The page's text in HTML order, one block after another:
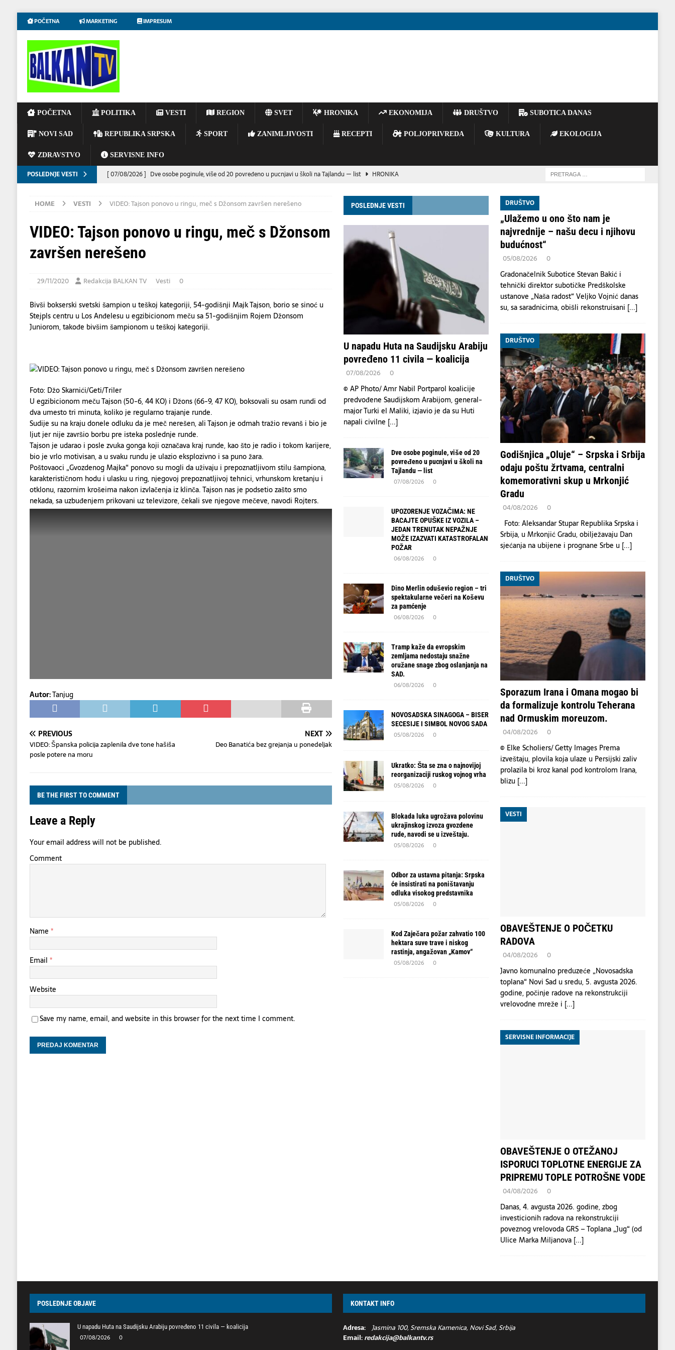
POČETNA MARKETING IMPRESUM
POČETNA POLITIKA VESTI REGION SVET HRONIKA EKONOMIJA DRUŠTVO SUBOTICA DANAS
NOVI SAD REPUBLIKA SRPSKA SPORT ZANIMLJIVOSTI RECEPTI POLJOPRIVREDA KULTURA EKOLOGIJA
ZDRAVSTVO SERVISNE INFO
POSLEDNJE VESTI [ 07/08/2026 ] Dve osobe poginule, više od 20 povređeno u pucnjavi u školi na Tajlandu — list
HRONIKA
IZAZVATI KATASTROFALAN POŽAR
EKOLOGIJA
Dino Merlin oduševio region – tri spektakularne večeri na Koševu za pamćenje
KULTURA
[ 06/08/2026 ]
Tramp kaže da evropskim zemljama nedostaju snažne oružane snage zbog oslanjanja na SAD.
[ 07/08/2026 ]
HOME VESTI VIDEO: Tajson ponovo u ringu, meč s Džonsom završen nerešeno
VIDEO: Tajson ponovo u ringu, meč s Džonsom
završen nerešeno
29/11/2020 Redakcija BALKAN TV Vesti 0
Bivši bokserski svetski šampion u teškoj kategoriji, 54-godišnji Majk Tajson, borio se sinoć u
Stejpls centru u Los Anđelesu u egzibicionom meču sa 51-godišnjim Rojem Džonsom
Juniorom, takođe bivšim šampionom u teškoj kategoriji.
Foto: Džo Skarnići/Geti/Triler
U egzibicionom meču Tajson (50-6, 44 KO) i Džons (66-9, 47 KO), boksovali su osam rundi od
dva umesto tri minuta, koliko je regularno trajanje runde.
Sudije su na kraju donele odluku da je meč nerešen, ali Tajson je odmah tražio revanš i bio je
ljut jer nije završio borbu pre isteka poslednje runde.
Tajson je udarao i posle zvuka gonga koji označava kraj runde, kao što je radio i tokom karijere,
bio je vrlo motivisan, a u svaku rundu je ulazio eksplozivno i sa puno žara.
Poštovaoci „Gvozdenog Majka“ ponovo su mogli da uživaju i prepoznatljivom stilu šampiona,
karakterističnom hodu i ulasku u ring, njegovoj prepoznatljivoj tehnici, vrhunskom kretanju i
otklonu, razornim krošeima nakon izvlačenja iz klinča. Tajson nas je podsetio zašto smo
nekada, sa uzbuđenjem prikovani uz televizore, čekali sve njegove mečeve, navodi Rojters.
Autor:Tanjug
PREVIOUS
VIDEO: Španska policija zaplenila dve tone hašiša
posle potere na moru
NEXT
Deo Banatića bez grejanja u ponedeljak
BE THE FIRST TO COMMENT
Leave a Reply
Your email address will not be published.
Comment
Name *
Email *
Website
Save my name, email, and website in this browser for the next time I comment.
POSLEDNJE VESTI
U napadu Huta na Saudijsku Arabiju
povređeno 11 civila — koalicija
07/08/2026 0
© AP Photo/ Amr Nabil Portparol koalicije
predvođene Saudijskom Arabijom, general-
major Turki el Maliki, izjavio je da su Huti
napali civilne [...]
Dve osobe poginule, više od 20
povređeno u pucnjavi u školi na
Tajlandu — list
07/08/2026 0
UPOZORENJE VOZAČIMA: NE
BACAJTE OPUŠKE IZ VOZILA –
JEDAN TRENUTAK NEPAŽNJE
MOŽE IZAZVATI KATASTROFALAN
POŽAR
06/08/2026 0
Dino Merlin oduševio region – tri
spektakularne večeri na Koševu
za pamćenje
06/08/2026 0
Tramp kaže da evropskim
zemljama nedostaju snažne
oružane snage zbog oslanjanja na
SAD.
06/08/2026 0
NOVOSADSKA SINAGOGA – BISER
SECESIJE I SIMBOL NOVOG SADA
05/08/2026 0
Ukratko: Šta se zna o najnovijoj
reorganizaciji ruskog vojnog vrha
05/08/2026 0
Blokada luka ugrožava polovinu
ukrajinskog izvoza gvozdene
rude, navodi se u izveštaju.
05/08/2026 0
Odbor za ustavna pitanja: Srpska
će insistirati na poništavanju
odluka visokog predstavnika
05/08/2026 0
Kod Zaječara požar zahvatio 100
hektara suve trave i niskog
rastinja, angažovan „Kamov“
05/08/2026 0
DRUŠTVO
„Ulažemo u ono što nam je
najvrednije – našu decu i njihovu
budućnost“
05/08/2026 0
Gradonačelnik Subotice Stevan Bakić i
tehnički direktor subotičke Predškolske
ustanove „Naša radost“ Veljko Vojnić danas
su, sa saradnicima, obišli rekonstruisani [...]
DRUŠTVO
Godišnjica „Oluje“ – Srpska i Srbija
odaju poštu žrtvama, centralni
komemorativni skup u Mrkonjić
Gradu
04/08/2026 0
Foto: Aleksandar Stupar Republika Srpska i
Srbija, u Mrkonjić Gradu, obilježavaju Dan
sjećanja na ubijene i prognane Srbe u [...]
DRUŠTVO
Sporazum Irana i Omana mogao bi
da formalizuje kontrolu Teherana
nad Ormuskim moreuzom.
04/08/2026 0
© Elke Scholiers/ Getty Images Prema
izveštaju, plovila koja ulaze u Persijski zaliv
prolazila bi kroz kanal pod kontrolom Irana,
blizu [...]
VESTI
OBAVEŠTENJE O POČETKU
RADOVA
04/08/2026 0
Javno komunalno preduzeće „Novosadska
toplana“ Novi Sad u sredu, 5. avgusta 2026.
godine, počinje radove na rekonstrukciji
vrelovodne mreže i [...]
SERVISNE INFORMACIJE
OBAVEŠTENJE O OTEŽANOJ
ISPORUCI TOPLOTNE ENERGIJE ZA
PRIPREMU TOPLE POTROŠNE VODE
04/08/2026 0
Danas, 4. avgusta 2026. godine, zbog
investicionih radova na rekonstrukciji
poveznog vrelovoda GRS – Toplana „Jug“ (od
Ulice Marka Miljanova [...]
POSLEDNJE OBJAVE
U napadu Huta na Saudijsku Arabiju povređeno 11 civila — koalicija
07/08/2026 0
KONTAKT INFO
Adresa: Jasmina 100, Sremska Kamenica, Novi Sad, Srbija
Email:redakcija@balkantv.rs